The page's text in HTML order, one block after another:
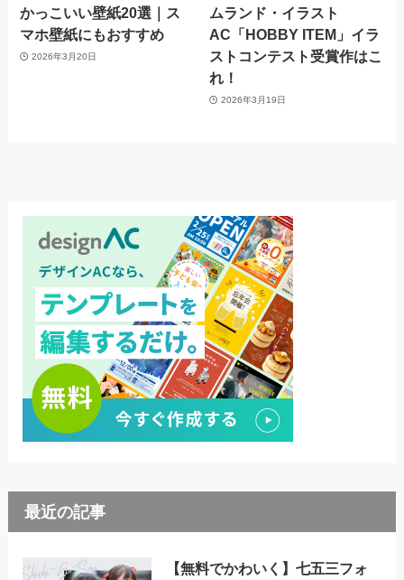
かっこいい壁紙20選｜ス
マホ壁紙にもおすすめ
2026年3月20日
ムランド・イラスト
AC「HOBBY ITEM」イラ
ストコンテスト受賞作はこ
れ！
2026年3月19日
最近の記事
【無料でかわいく】七五三フォ